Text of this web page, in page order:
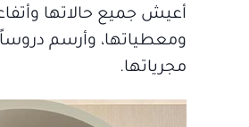
أعيش جميع حالاتها
ومعطياتها، وأرسم
مجرياتها.